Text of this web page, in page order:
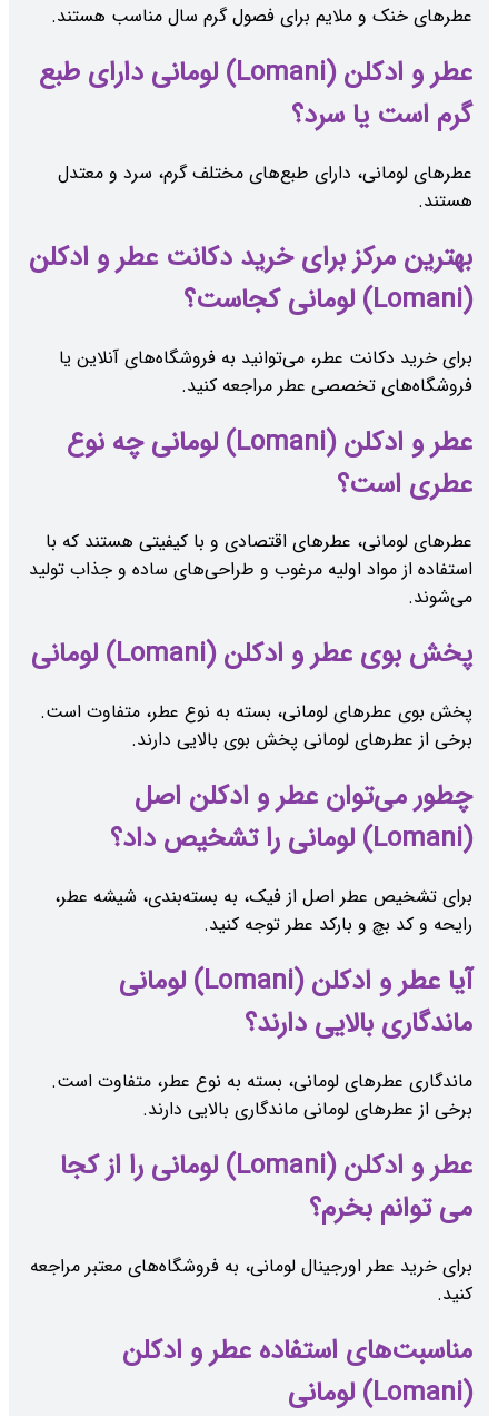
عطرهای خنک و ملایم برای فصول گرم سال مناسب هستند.
عطر و ادکلن (Lomani) لومانی دارای طبع
گرم است یا سرد؟
عطرهای لومانی، دارای طبع‌های مختلف گرم، سرد و معتدل
هستند.
بهترین مرکز برای خرید دکانت عطر و ادکلن
(Lomani) لومانی کجاست؟
برای خرید دکانت عطر، می‌توانید به فروشگاه‌های آنلاین یا
فروشگاه‌های تخصصی عطر مراجعه کنید.
عطر و ادکلن (Lomani) لومانی چه نوع
عطری است؟
عطرهای لومانی، عطرهای اقتصادی و با کیفیتی هستند که با
استفاده از مواد اولیه مرغوب و طراحی‌های ساده و جذاب تولید
می‌شوند.
پخش بوی عطر و ادکلن (Lomani) لومانی
پخش بوی عطرهای لومانی، بسته به نوع عطر، متفاوت است.
برخی از عطرهای لومانی پخش بوی بالایی دارند.
چطور می‌توان عطر و ادکلن اصل
(Lomani) لومانی را تشخیص داد؟
برای تشخیص عطر اصل از فیک، به بسته‌بندی، شیشه عطر،
رایحه و کد بچ و بارکد عطر توجه کنید.
آیا عطر و ادکلن (Lomani) لومانی
ماندگاری بالایی دارند؟
ماندگاری عطرهای لومانی، بسته به نوع عطر، متفاوت است.
برخی از عطرهای لومانی ماندگاری بالایی دارند.
عطر و ادکلن (Lomani) لومانی را از کجا
می توانم بخرم؟
برای خرید عطر اورجینال لومانی، به فروشگاه‌های معتبر مراجعه
کنید.
مناسبت‌های استفاده عطر و ادکلن
(Lomani) لومانی